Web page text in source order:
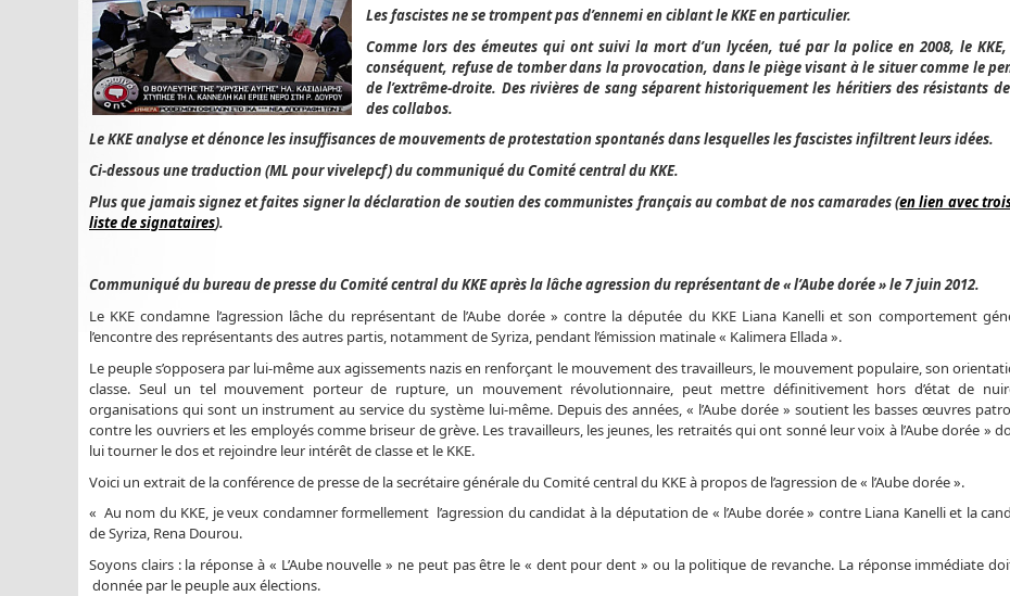
Les fascistes ne se trompent pas d’ennemi en ciblant le KKE en particulier.
Comme lors des émeutes qui ont suivi la mort d’un lycéen, tué par la police en 2008, le
conséquent, refuse de tomber dans la provocation, dans le piège visant à le situer comme le
de l’extrême-droite. Des rivières de sang séparent historiquement les héritiers des résistants
des collabos.
Le KKE analyse et dénonce les insuffisances de mouvements de protestation spontanés dans lesquelles les fascistes infiltrent leurs idées.
Ci-dessous une traduction (ML pour vivelepcf) du communiqué du Comité central du KKE.
Plus que jamais signez et faites signer la déclaration de soutien des communistes français au combat de nos camarades (en lien avec
liste de signataires).
Communiqué du bureau de presse du Comité central du KKE après la lâche agression du représentant de « l’Aube dorée » le 7 juin 2012.
Le KKE condamne l’agression lâche du représentant de l’Aube dorée » contre la députée du KKE Liana Kanelli et son comportement
l’encontre des représentants des autres partis, notamment de Syriza, pendant l’émission matinale « Kalimera Ellada ».
Le peuple s’opposera par lui-même aux agissements nazis en renforçant le mouvement des travailleurs, le mouvement populaire, son
classe. Seul un tel mouvement porteur de rupture, un mouvement révolutionnaire, peut mettre définitivement hors d’état de
organisations qui sont un instrument au service du système lui-même. Depuis des années, « l’Aube dorée » soutient les basses œuvres
contre les ouvriers et les employés comme briseur de grève. Les travailleurs, les jeunes, les retraités qui ont sonné leur voix à l’Aube dorée »
lui tourner le dos et rejoindre leur intérêt de classe et le KKE.
Voici un extrait de la conférence de presse de la secrétaire générale du Comité central du KKE à propos de l’agression de « l’Aube dorée ».
« Au nom du KKE, je veux condamner formellement l’agression du candidat à la députation de « l’Aube dorée » contre Liana Kanelli et la
de Syriza, Rena Dourou.
Soyons clairs : la réponse à « L’Aube nouvelle » ne peut pas être le « dent pour dent » ou la politique de revanche. La réponse immédiate
donnée par le peuple aux élections.